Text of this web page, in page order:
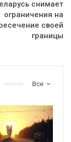
снимает
ограничения на
своей
границы
Все